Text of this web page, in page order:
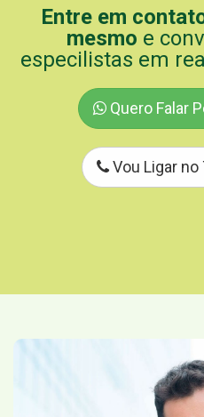
Entre em
mesmo e
especilistas em
Quero Falar
Vou Ligar no